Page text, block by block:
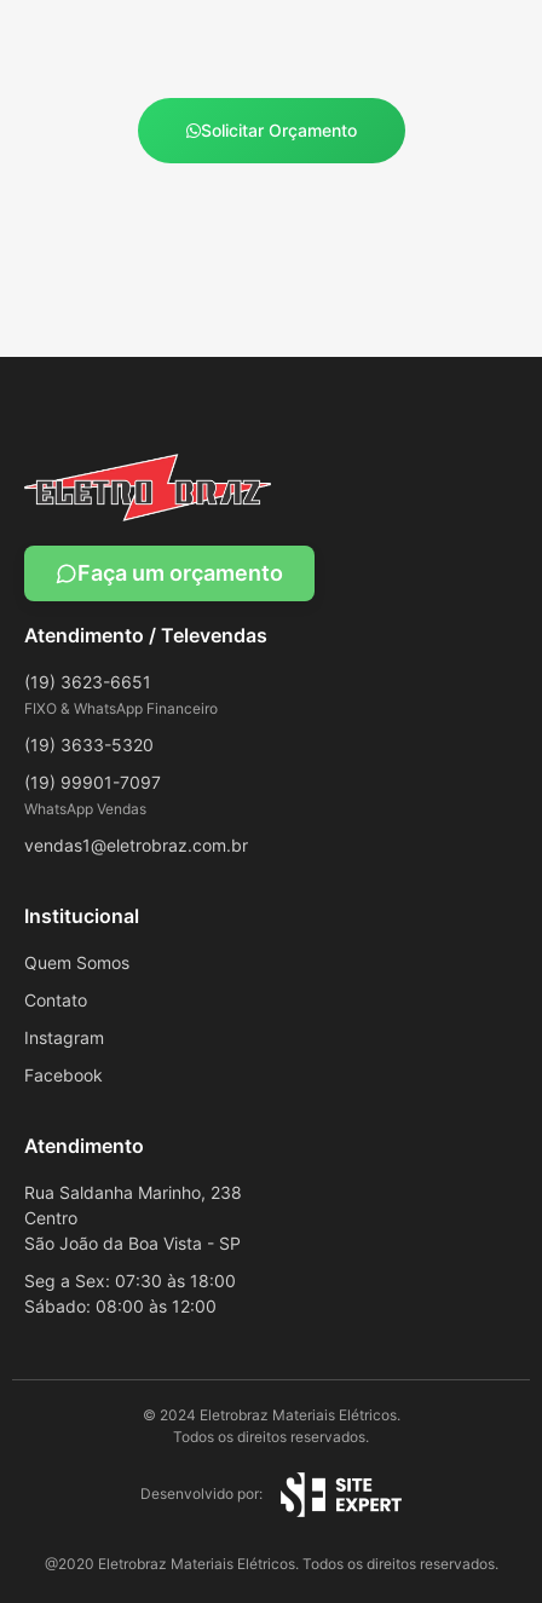
Solicitar Orçamento
Faça um orçamento
Atendimento / Televendas
(19) 3623-6651
FIXO & WhatsApp Financeiro
(19) 3633-5320
(19) 99901-7097
WhatsApp Vendas
vendas1@eletrobraz.com.br
Institucional
Quem Somos
Contato
Instagram
Facebook
Atendimento
Rua Saldanha Marinho, 238
Centro
São João da Boa Vista - SP
Seg a Sex: 07:30 às 18:00
Sábado: 08:00 às 12:00
© 2024 Eletrobraz Materiais Elétricos.
Todos os direitos reservados.
Desenvolvido por:
@2020 Eletrobraz Materiais Elétricos. Todos os direitos reservados.